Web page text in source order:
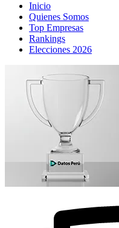
Inicio
Quienes Somos
Top Empresas
Rankings
Elecciones 2026